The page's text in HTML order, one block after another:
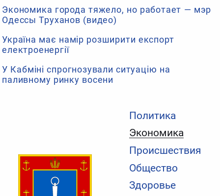
Политика
Экономика
Происшествия
Общество
Здоровье
Экономика города тяжело, но работает — мэр
Одессы Труханов (видео)
Україна має намір розширити експорт
електроенергії
У Кабміні спрогнозували ситуацію на
паливному ринку восени